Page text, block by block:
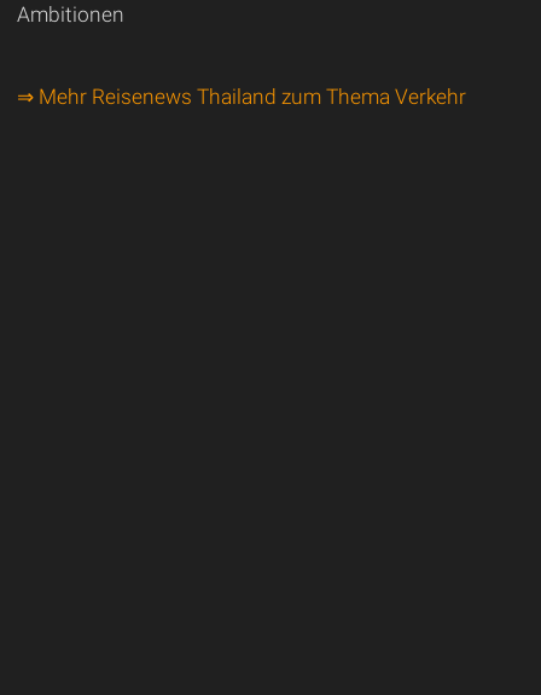
Ambitionen
⇒ Mehr Reisenews Thailand zum Thema Verkehr